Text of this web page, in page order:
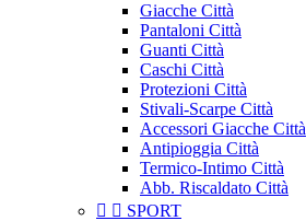
Giacche Città
Pantaloni Città
Guanti Città
Caschi Città
Protezioni Città
Stivali-Scarpe Città
Accessori Giacche Città
Antipioggia Città
Termico-Intimo Città
Abb. Riscaldato Città
  SPORT